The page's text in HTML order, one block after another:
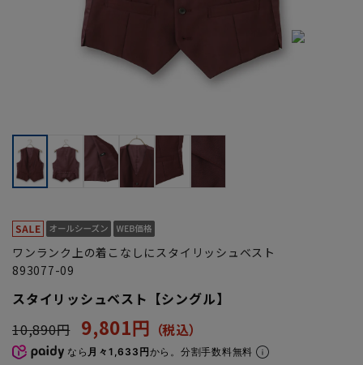
ワンランク上の着こなしにスタイリッシュベスト
893077-09
スタイリッシュベスト【シングル】
10,890円
9,801円
なら 月々1,633円から。分割手数料無料